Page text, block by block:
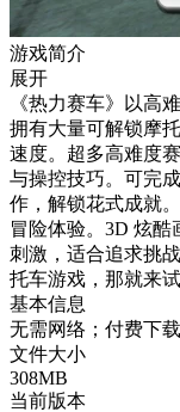
游戏简介
展开
《热力赛车》以高
拥有大量可解锁摩
速度。超多高难度
与操控技巧。可完
作，解锁花式成就
冒险体验。3D 炫
刺激，适合追求挑
托车游戏，那就来试
基本信息
无需网络；付费下载
文件大小
308MB
当前版本